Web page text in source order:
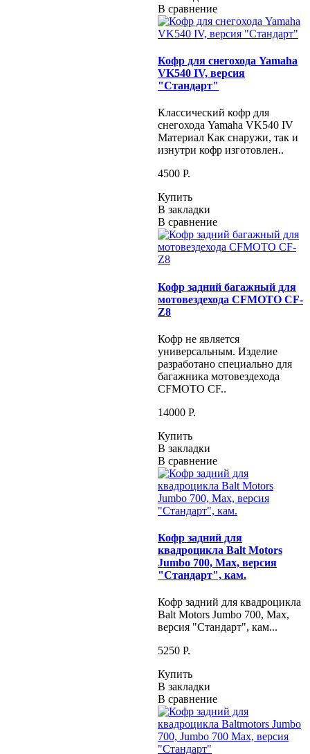
В сравнение
Кофр для снегохода Yamaha
VK540 IV, версия
"Стандарт"
Классический кофр для
снегохода Yamaha VK540 IV
Материал Как снаружи, так и
изнутри кофр изготовлен..
4500 P.
Купить
В закладки
В сравнение
Кофр задний багажный для
мотовездехода CFMOTO CF-
Z8
Кофр не является
универсальным. Изделие
разработано специально для
багажника мотовездехода
CFMOTO CF..
14000 P.
Купить
В закладки
В сравнение
Кофр задний для
квадроцикла Balt Motors
Jumbo 700, Max, версия
"Стандарт", кам.
Кофр задний для квадроцикла
Balt Motors Jumbo 700, Max,
версия "Стандарт", кам...
5250 P.
Купить
В закладки
В сравнение